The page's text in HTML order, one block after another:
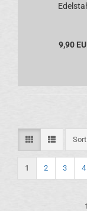
9,90
1 2 3 4
1